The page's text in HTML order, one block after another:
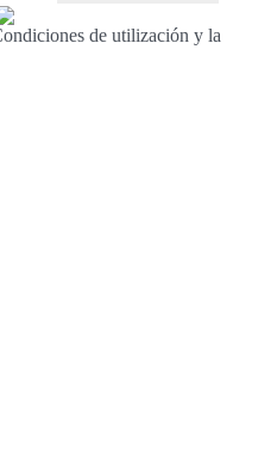
de utilización y la